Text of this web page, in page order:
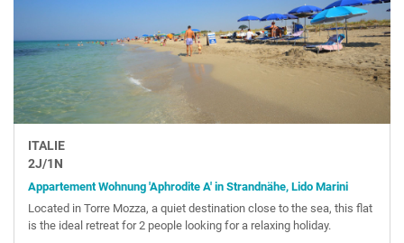
ITALIE
2J/1N
Appartement Wohnung 'Aphrodite A' in Strandnähe, Lido Marini
Located in Torre Mozza, a quiet destination close to the sea, this flat
is the ideal retreat for 2 people looking for a relaxing holiday.